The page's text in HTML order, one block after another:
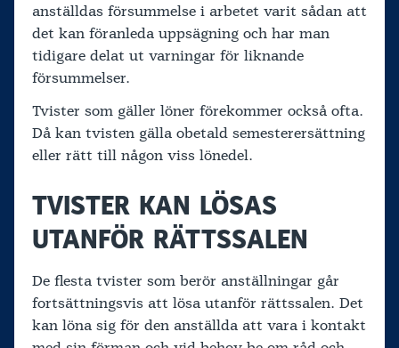
anställdas försummelse i arbetet varit sådan att
det kan föranleda uppsägning och har man
tidigare delat ut varningar för liknande
försummelser.
Tvister som gäller löner förekommer också ofta.
Då kan tvisten gälla obetald semesterersättning
eller rätt till någon viss lönedel.
TVISTER KAN LÖSAS
UTANFÖR RÄTTSSALEN
De flesta tvister som berör anställningar går
fortsättningsvis att lösa utanför rättssalen. Det
kan löna sig för den anställda att vara i kontakt